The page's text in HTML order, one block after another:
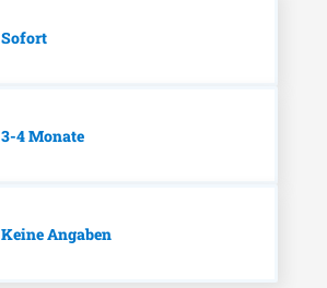
Sofort
3-4 Monate
Keine Angaben